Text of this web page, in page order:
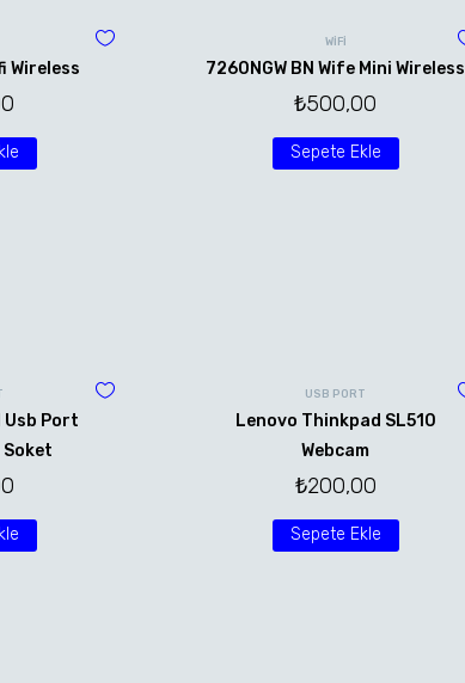
Wireless
WİFİ
7260NGW BN Wife Mini Wireless
₺500,00
Sepete Ekle
Usb Port
Soket
USB PORT
Lenovo Thinkpad SL510
Webcam
₺200,00
Sepete Ekle